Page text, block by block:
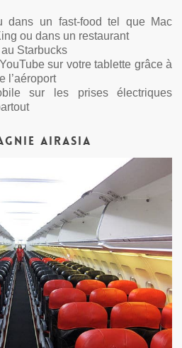
dans un fast-food tel que Mac
ou dans un restaurant
Starbucks
sur votre tablette grâce à
l’aéroport
sur les prises électriques
AirAsia